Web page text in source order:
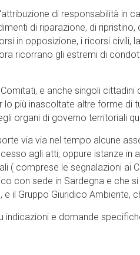
di responsabilità in
di riparazione, di
in opposizione, i ricorsi civili,
ricorrano gli estremi di
e anche singoli
più inascoltate altre forme di
organi di governo territoriali
via via nel tempo alcune
agli atti, oppure istanze in
( comprese le segnalazioni ai
con sede in Sardegna e che
il Gruppo Giuridico Ambiente,
indicazioni e domande